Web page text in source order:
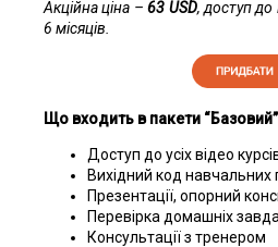
Акційна ціна –63 USD, доступ до
6 місяців.
Що входить в пакети
Доступ до усіх відео
Вихідний код навчальних
Презентації, опорний
Перевірка домашніх
Консультації з тренером